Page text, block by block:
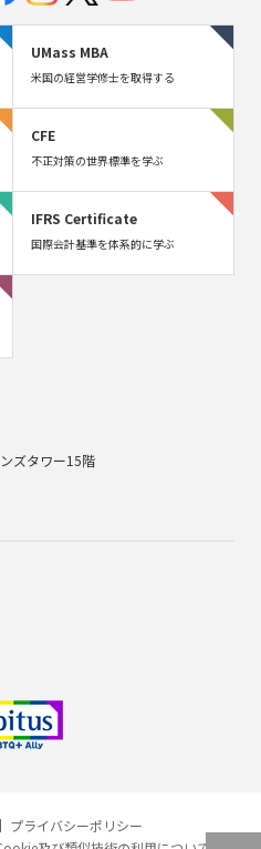
UMass MBA
米国の経営学修士を取得する
CFE
不正対策の世界標準を学ぶ
IFRS Certificate
国際会計基準を体系的に学ぶ
ズタワー15階
プライバシーポリシー